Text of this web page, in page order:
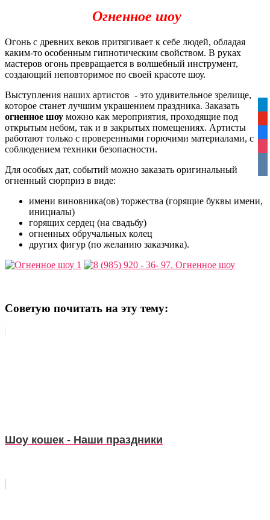
Огненное шоу
Огонь с древних веков притягивает к себе людей, обладая
каким-то особенным гипнотическим свойством. В руках
мастеров огонь превращается в волшебный инструмент,
создающий неповторимое по своей красоте шоу.
Выступления наших артистов - это удивительное зрелище,
которое станет лучшим украшением праздника. Заказать
огненное шоу можно как мероприятия, проходящие под
открытым небом, так и в закрытых помещениях. Артисты
работают только с проверенными горючими материалами, с
соблюдением техники безопасности.
Для особых дат, событий можно заказать оригинальный
огненный сюрприз в виде:
имени виновника(ов) торжества (горящие буквы имени,
инициалы)
горящих сердец (на свадьбу)
огненных обручальных колец
других фигур (по желанию заказчика).
Советую почитать на эту тему:
Шоу кошек - Наши праздники